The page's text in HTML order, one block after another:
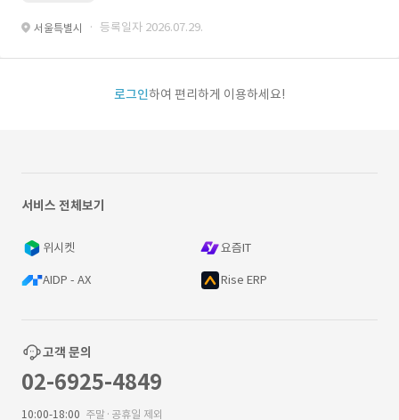
서울특별시 · 등록일자 2026.07.29.
로그인하여 편리하게 이용하세요!
서비스 전체보기
위시켓 요즘IT
AIDP - AX Rise ERP
고객 문의
02-6925-4849
10:00-18:00 주말·공휴일 제외